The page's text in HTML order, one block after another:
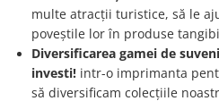
multe atracții turistice, să le
poveștile lor în produse
Diversificarea gamei de
investi! intr-o imprimanta
să diversificam colecțiile